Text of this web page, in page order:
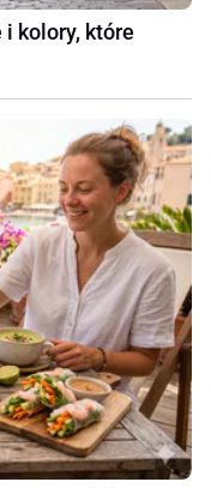
i kolory, które